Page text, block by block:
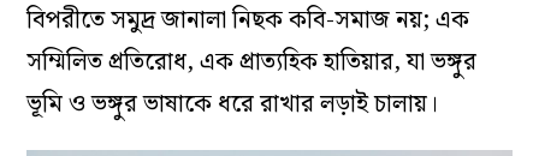
বিপরীতে সমুদ্র জানালা নিছক কবি-সমাজ নয়; এক
সম্মিলিত প্রতিরোধ, এক প্রাত্যহিক হাতিয়ার, যা ভঙ্গুর
ভূমি ও ভঙ্গুর ভাষাকে ধরে রাখার লড়াই চালায়।